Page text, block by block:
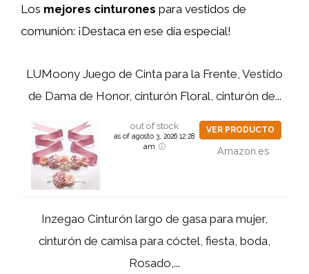
Los mejores cinturones para vestidos de
comunión: ¡Destaca en ese día especial!
LUMoony Juego de Cinta para la Frente, Vestido
de Dama de Honor, cinturón Floral, cinturón de...
out of stock
as of agosto 3, 2026 12:28
am
VER PRODUCTO
Amazon.es
Inzegao Cinturón largo de gasa para mujer,
cinturón de camisa para cóctel, fiesta, boda,
Rosado,...